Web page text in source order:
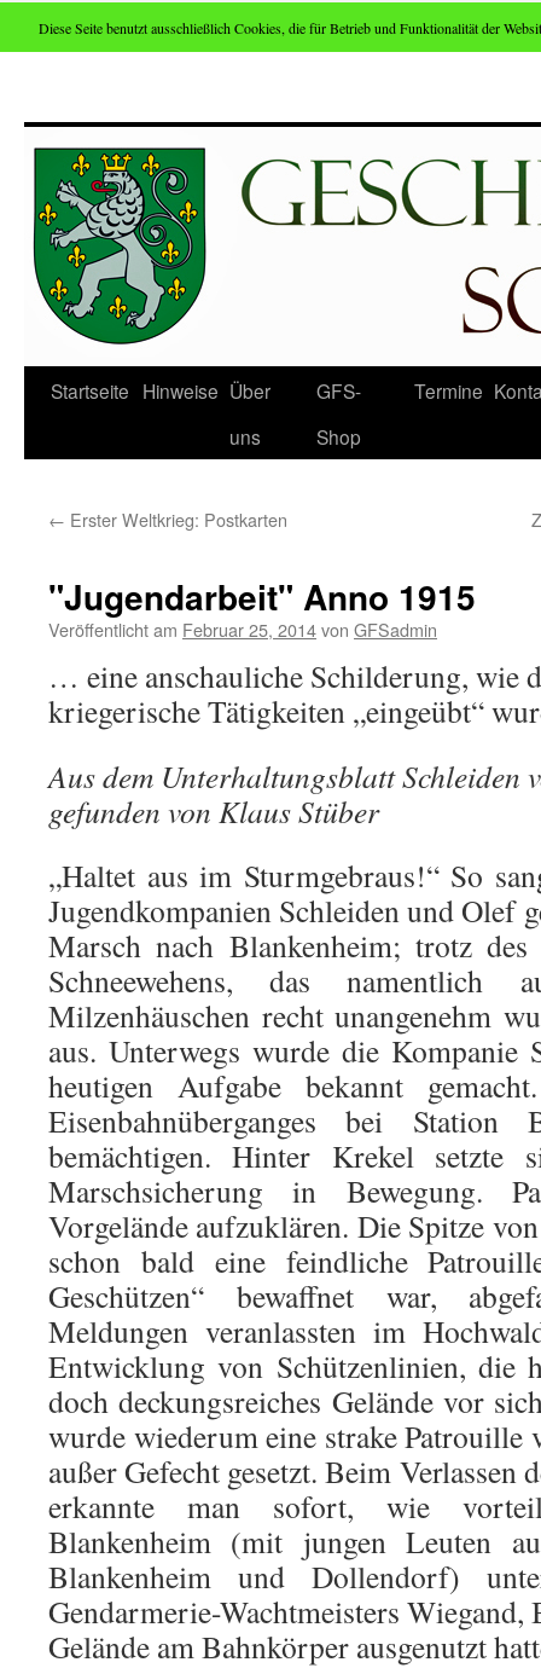
Zum
Inhalt
Startseite Hinweise Über
uns
GFS-
Shop
Termine
← Erster Weltkrieg: Postkarten
"Jugendarbeit" Anno 1915
Veröffentlicht am Februar 25, 2014von GFSadmin
… eine anschauliche Schilderung, wie
kriegerische Tätigkeiten „eingeübt“
Aus dem Unterhaltungsblatt Schleiden
gefunden von Klaus Stüber
„Haltet aus im Sturmgebraus!“ So
Jugendkompanien Schleiden und Olef
Marsch nach Blankenheim; trotz
Schneewehens, das
Milzenhäuschen recht unangenehm
aus. Unterwegs wurde die Kompanie
heutigen Aufgabe bekannt
Eisenbahnüberganges bei Station
bemächtigen. Hinter Krekel
Marschsicherung in Bewegung.
Vorgelände aufzuklären. Die Spitze
schon bald eine feindliche
Geschützen“ bewaffnet war,
Meldungen veranlassten im
Entwicklung von Schützenlinien, die
doch deckungsreiches Gelände vor
wurde wiederum eine strake Patrouille
außer Gefecht gesetzt. Beim Verlassen
erkannte man sofort, wie
Blankenheim (mit jungen Leuten
Blankenheim und Dollendorf)
Gendarmerie-Wachtmeisters
Gelände am Bahnkörper ausgenutzt
Diese Seite benutzt ausschließlich Cookies, die für Betrieb und Funktionalität der